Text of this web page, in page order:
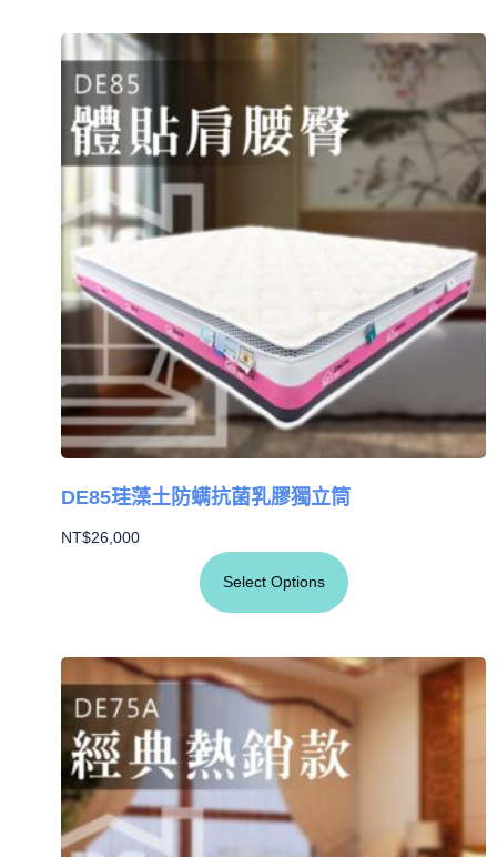
DE85珪藻土防螨抗菌乳膠獨立筒
NT$26,000
Select Options